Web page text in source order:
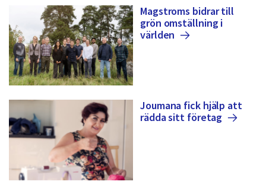
Magstroms bidrar till
grön omställning i
världen
Joumana fick hjälp att
rädda sitt företag